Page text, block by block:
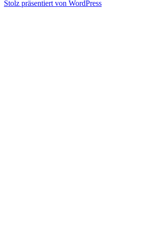
Stolz präsentiert von WordPress